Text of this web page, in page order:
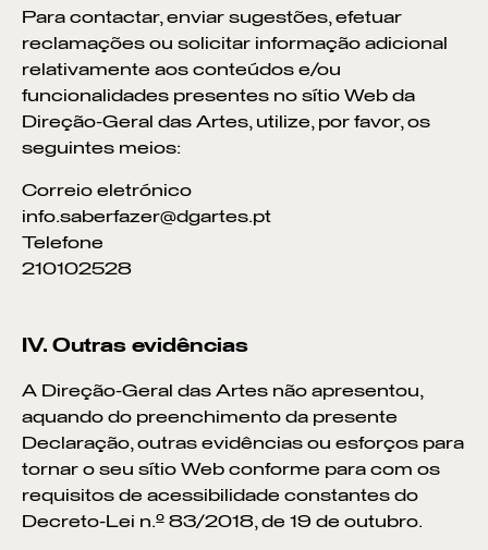
Para contactar, enviar sugestões, efetuar
reclamações ou solicitar informação adicional
relativamente aos conteúdos e/ou
funcionalidades presentes no sítio Web da
Direção-Geral das Artes, utilize, por favor, os
seguintes meios:
Correio eletrónico
info.saberfazer@dgartes.pt
Telefone
210102528
IV. Outras evidências
A Direção-Geral das Artes não apresentou,
aquando do preenchimento da presente
Declaração, outras evidências ou esforços para
tornar o seu sítio Web conforme para com os
requisitos de acessibilidade constantes do
Decreto-Lei n.º 83/2018, de 19 de outubro.